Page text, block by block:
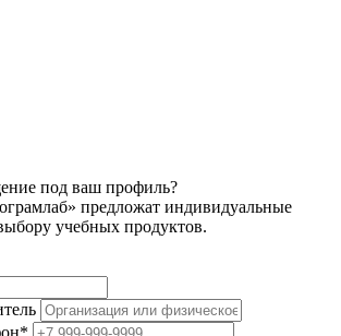
под ваш профиль?
предложат индивидуальные
учебных продуктов.
*